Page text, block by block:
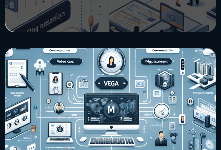
Заполнить
бриф
Контакты
8 800 505 34 99